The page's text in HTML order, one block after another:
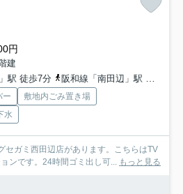
円
建
駅 徒歩7分
阪和線「南田辺」駅 徒歩11分
ー
敷地内ごみ置き場
水
セガミ西田辺店があります。こちらはTV
ンです。24時間ゴミ出し可... もっと見る